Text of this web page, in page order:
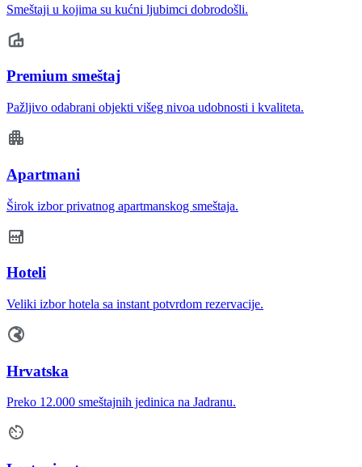
Smeštaji u kojima su kućni ljubimci dobrodošli.
Premium smeštaj
Pažljivo odabrani objekti višeg nivoa udobnosti i kvaliteta.
Apartmani
Širok izbor privatnog apartmanskog smeštaja.
Hoteli
Veliki izbor hotela sa instant potvrdom rezervacije.
Hrvatska
Preko 12.000 smeštajnih jedinica na Jadranu.